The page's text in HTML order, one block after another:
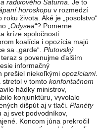
radixového Saturna . Je to
horoskopu v rozmedzí
života. Aké je „posolstvo“
„ Odysea“? Pomerne
kríze spoločnosti
koalícia i opozícia majú
sa „garde“. Plutovský
s povenujme ďalším
informačný
prešiel niekoľkými opozíciami.
stretol v tomto konfontačnom
hádky ministrov,
konjunktúru, vyvolalo
dišpút aj v tlači. Planéty
svet podvodníkov,
Koncom júna prekročil